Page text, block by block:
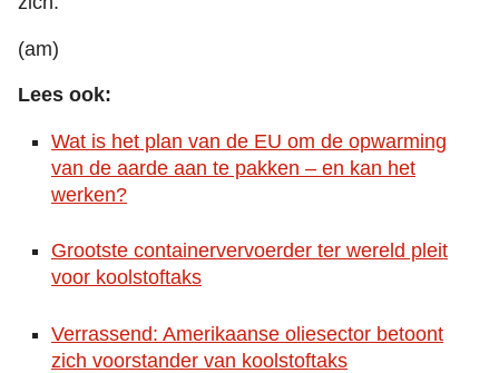
(am)
Lees ook:
Wat is het plan van de EU om de opwarming
van de aarde aan te pakken – en kan het
werken?
Grootste containervervoerder ter wereld pleit
voor koolstoftaks
Verrassend: Amerikaanse oliesector betoont
zich voorstander van koolstoftaks